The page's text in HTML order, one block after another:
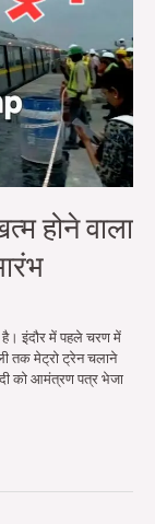
होने वाला
है। इंदौर में पहले चरण में
तक मेट्रो ट्रेन चलाने
को आमंत्रण पत्र भेजा